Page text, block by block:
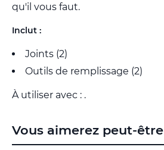
qu'il vous faut.
Inclut :
Joints (2)
Outils de remplissage (2)
À utiliser avec : .
Vous aimerez peut-être